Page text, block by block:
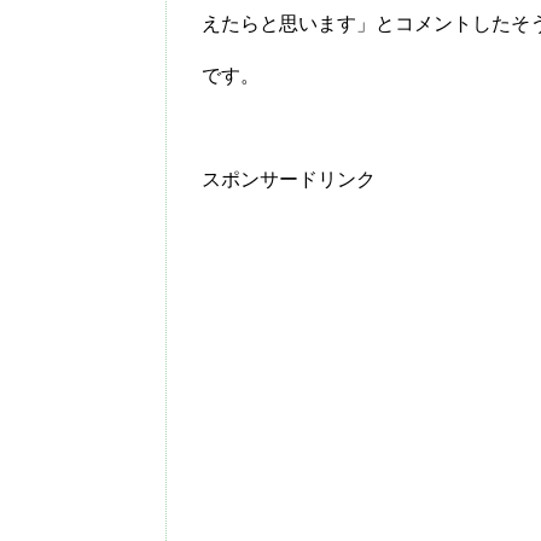
えたらと思います」とコメントしたそ
です。
スポンサードリンク